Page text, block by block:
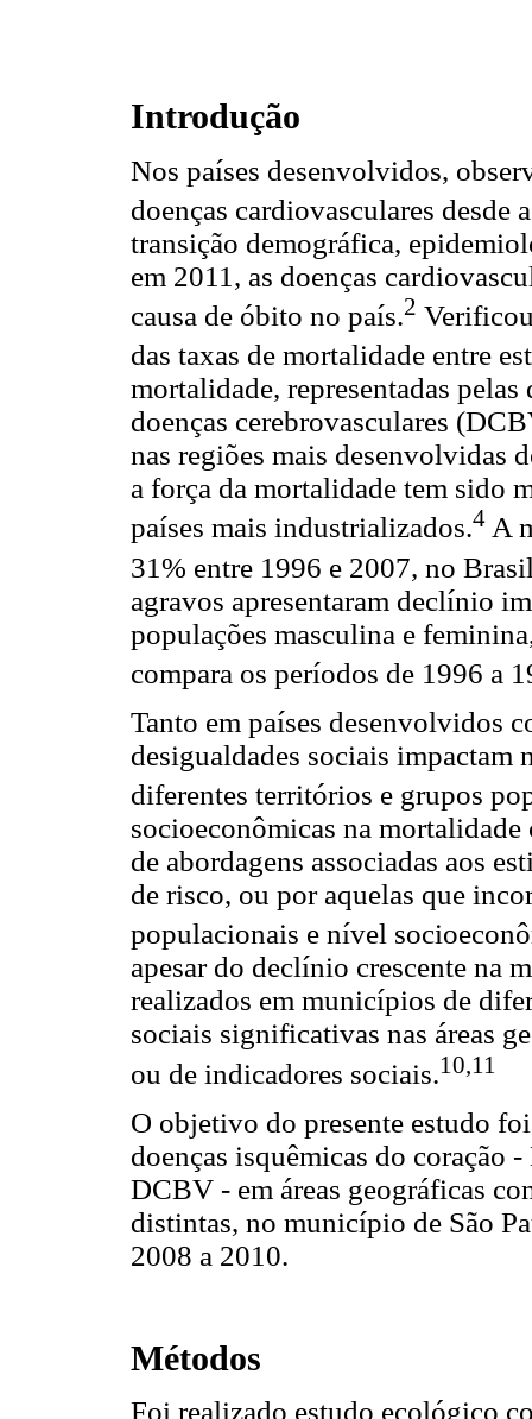
Introdução
Nos países desenvolvidos,
doenças cardiovasculares desde
transição demográfica,
em 2011, as doenças
causa de óbito no país.2
das taxas de mortalidade entre
mortalidade, representadas
doenças cerebrovasculares
nas regiões mais desenvolvidas
a força da mortalidade tem sido
países mais industrializados.4 A
31% entre 1996 e 2007, no
agravos apresentaram declínio
populações masculina e
compara os períodos de 1996 a
Tanto em países desenvolvidos
desigualdades sociais impactam
diferentes territórios e grupos
socioeconômicas na
de abordagens associadas aos
de risco, ou por aquelas que
populacionais e nível
apesar do declínio crescente na
realizados em municípios de
sociais significativas nas áreas
ou de indicadores sociais.10,11
O objetivo do presente estudo
doenças isquêmicas do coração
DCBV - em áreas geográficas
distintas, no município de São
2008 a 2010.
Métodos
Foi realizado estudo ecológico